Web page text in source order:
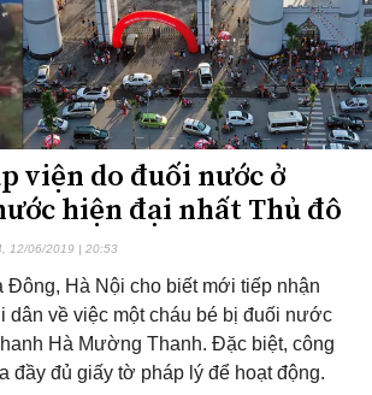
viện do đuối nước ở
hiện đại nhất Thủ đô
12/06/2019 | 20:53
Đông, Hà Nội cho biết mới tiếp nhận
dân về việc một cháu bé bị đuối nước
Hà Mường Thanh. Đặc biệt, công
đầy đủ giấy tờ pháp lý để hoạt động.